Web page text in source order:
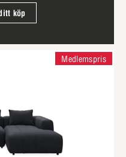
köp
Medlemspris